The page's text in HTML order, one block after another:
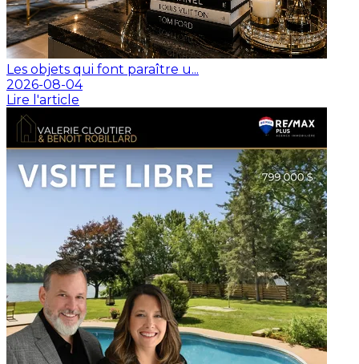
Les objets qui font paraître u...
2026-08-04
Lire l'article